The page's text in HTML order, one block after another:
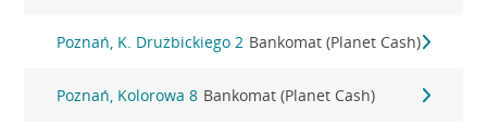
Poznań, K. Drużbickiego 2 Bankomat (Planet Cash)
Poznań, Kolorowa 8 Bankomat (Planet Cash)